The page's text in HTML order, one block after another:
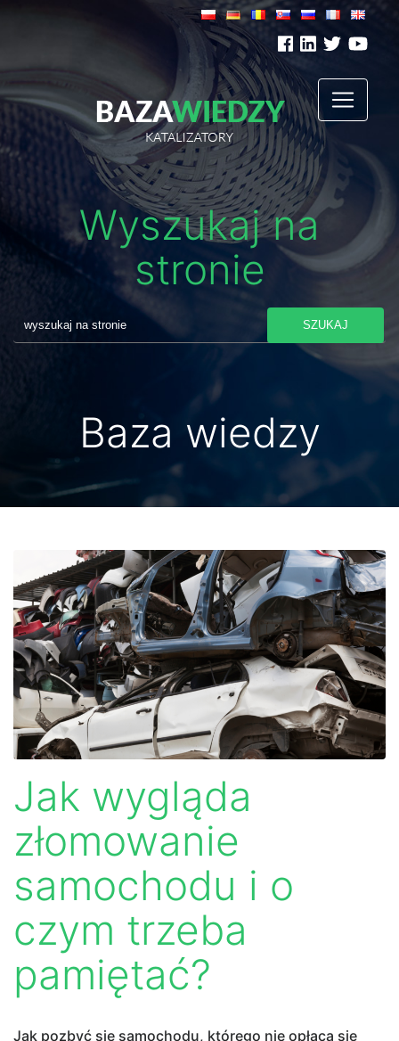
Wyszukaj na
stronie
SZUKAJ
Baza wiedzy
Jak wygląda
złomowanie
samochodu i o
czym trzeba
pamiętać?
Jak pozbyć się samochodu, którego nie opłaca się